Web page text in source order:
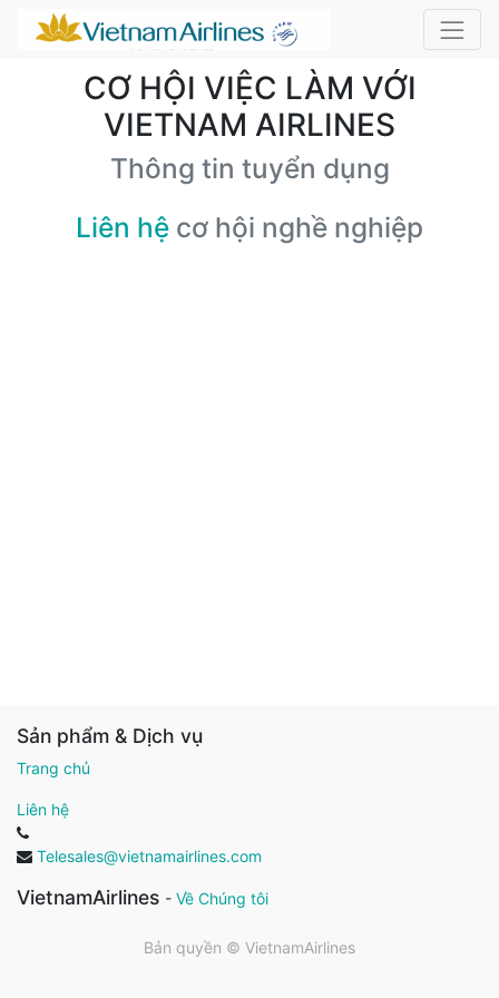
CƠ HỘI VIỆC LÀM VỚI
VIETNAM AIRLINES
Thông tin tuyển dụng
Liên hệ cơ hội nghề nghiệp
Sản phẩm & Dịch vụ
Trang chủ
Liên hệ
Telesales@vietnamairlines.com
VietnamAirlines - Về Chúng tôi
Bản quyền © VietnamAirlines